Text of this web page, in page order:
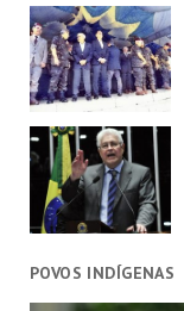
POVOS INDÍGENAS